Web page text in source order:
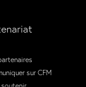
sur CFM